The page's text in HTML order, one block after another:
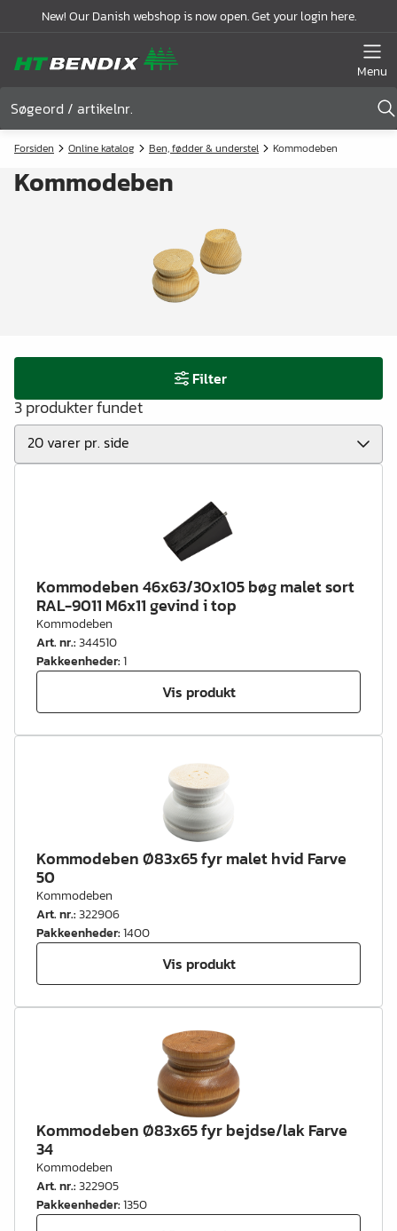
New! Our Danish webshop is now open. Get your login here.
Menu
Forsiden Online katalog Ben, fødder & understel Kommodeben
Kommodeben
Filter
3 produkter fundet
Kommodeben 46x63/30x105 bøg malet sort
RAL-9011 M6x11 gevind i top
Kommodeben
Art. nr.:344510
Pakkeenheder:1
Vis produkt
Kommodeben Ø83x65 fyr malet hvid Farve
50
Kommodeben
Art. nr.:322906
Pakkeenheder:1400
Vis produkt
Kommodeben Ø83x65 fyr bejdse/lak Farve
34
Kommodeben
Art. nr.:322905
Pakkeenheder:1350